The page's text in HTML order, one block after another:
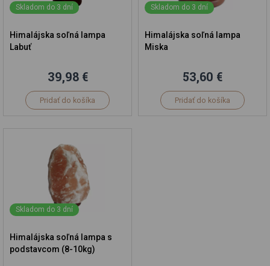
Skladom do 3 dní
Himalájska soľná lampa
Labuť
39,98 €
Pridať do košíka
Skladom do 3 dní
Himalájska soľná lampa
Miska
53,60 €
Pridať do košíka
Skladom do 3 dní
Himalájska soľná lampa s
podstavcom (8-10kg)